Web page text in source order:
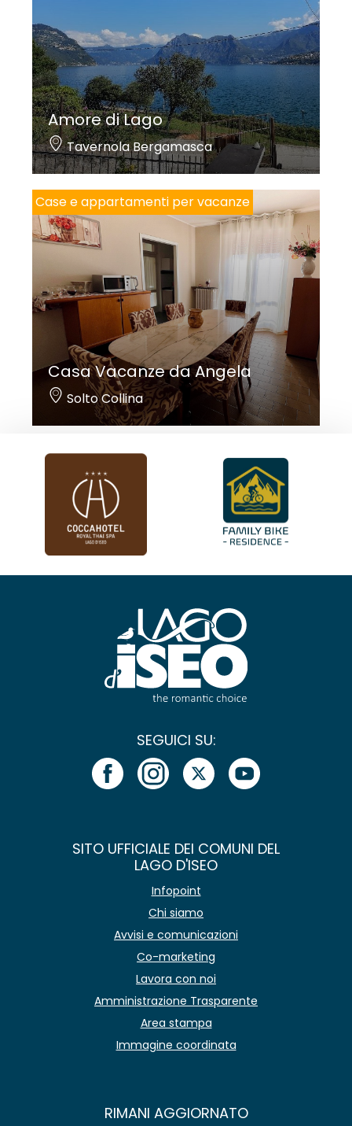
Amore di Lago
Tavernola Bergamasca
Case e appartamenti per vacanze
Casa Vacanze da Angela
Solto Collina
SEGUICI SU:
SITO UFFICIALE DEI COMUNI DEL
LAGO D'ISEO
Infopoint
Chi siamo
Avvisi e comunicazioni
Co-marketing
Lavora con noi
Amministrazione Trasparente
Area stampa
Immagine coordinata
RIMANI AGGIORNATO